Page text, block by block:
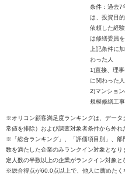
条件：過去7
は、投資目
依頼した経
は修繕委員
上記条件に
わった人
1)直接、理
に関わった人
2)マンショ
規模修繕工
※オリコン顧客満足度ランキングは、デー
常値を排除）および調査対象者条件から外れ
※「総合ランキング」、「評価項目別」、部
数を満たした企業のみランクイン対象とな
定人数の半数以上の企業がランクイン対象と
※総合得点が60.0点以上で、他人に薦めた